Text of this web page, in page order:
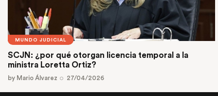
MUNDO JUDICIAL
SCJN: ¿por qué otorgan licencia temporal a la
ministra Loretta Ortiz?
by Mario Álvarez 27/04/2026